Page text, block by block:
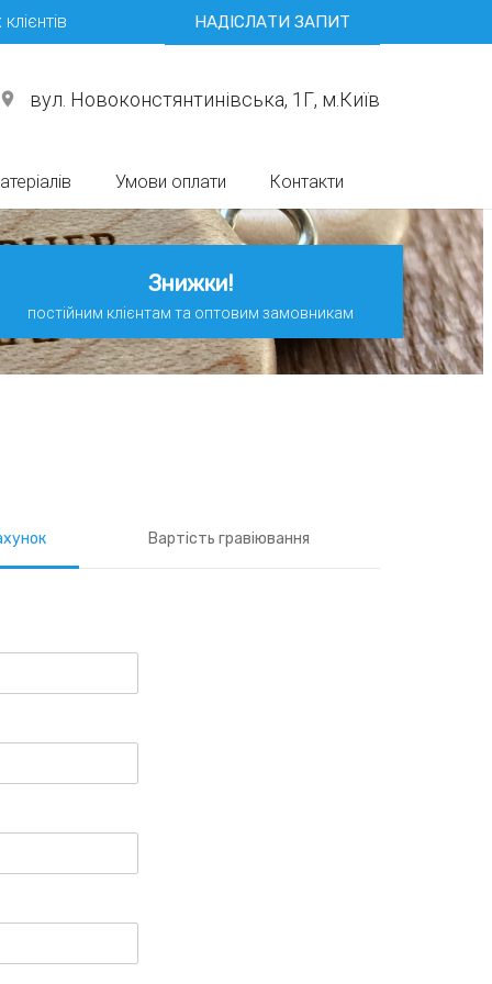
НАДІСЛАТИ ЗАПИТ
вул. Новоконстянтинівська, 1Г, м.Київ
Умови оплати Контакти
Знижки!
постійним клієнтам та оптовим замовникам
Вартість гравіювання